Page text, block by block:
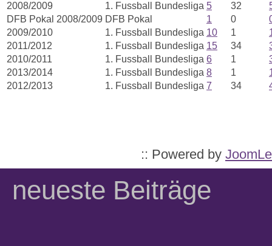
2008/2009
1. Fussball Bundesliga 5 32
DFB Pokal 2008/2009 DFB Pokal 1 0
2009/2010
1. Fussball Bundesliga 10 1
2011/2012
1. Fussball Bundesliga 15 34
2010/2011
1. Fussball Bundesliga 6 1
2013/2014
1. Fussball Bundesliga 8 1
2012/2013
1. Fussball Bundesliga 7 34
:: Powered by
neueste Beiträge